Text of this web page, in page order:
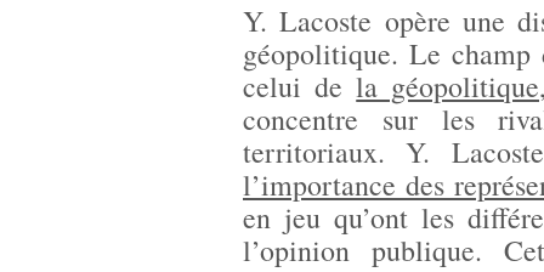
Y. Lacoste opère une
géopolitique. Le champ
celui dela
concentre sur les
territoriaux. Y.
l’importance des
en jeu qu’ont les
l’opinion publique.